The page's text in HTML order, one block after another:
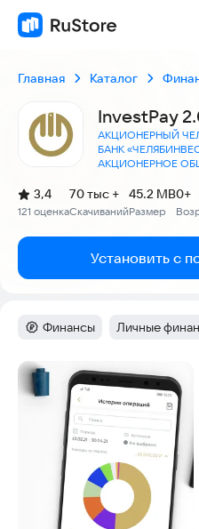
Главная Каталог
InvestPay
АКЦИОНЕРНЫЙ
БАНК
АКЦИОНЕРНОЕ
Рейтинг:
3,4
(
121 оценка
)
Скачиваний
70 тыс +
Размер
45.2 MB0+
Установить с
Категория:
Финансы Тег:
Личные
Скриншоты